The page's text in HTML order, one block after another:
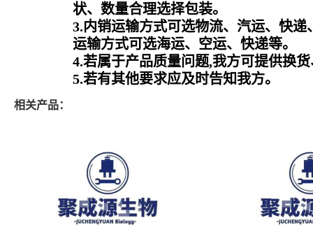
状、数量合理选择包装。
3.内销运输方式可选物流、汽运、快递
运输方式可选海运、空运、快递等。
4.若属于产品质量问题,我方可提供换
5.若有其他要求应及时告知我方。
相关产品：